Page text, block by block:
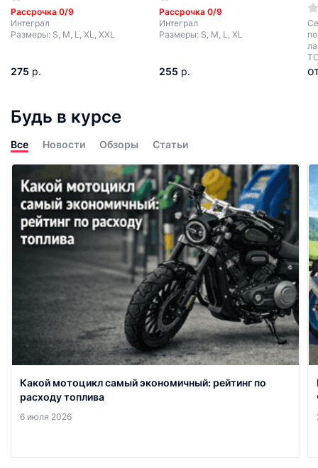
Рассрочка 0/9
Интеграл
Размеры: S, M, L, XL, XXL
275 р.
Рассрочка 0/9
Интеграл
Размеры: S, M, L, XL
255 р.
Будь в курсе
Все Новости Обзоры Статьи
Какой мотоцикл самый экономичный: рейтинг по
расходу топлива
6 июля 2026